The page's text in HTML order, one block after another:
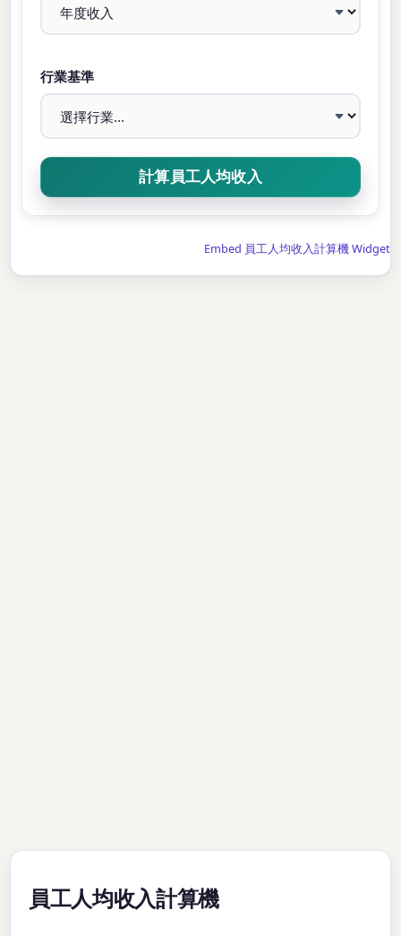
行業基準
Embed 員工人均收入計算機 Widget
員工人均收入計算機